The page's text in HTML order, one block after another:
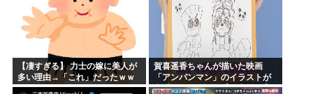
【凄すぎる】 力士の嫁に美人が
多い理由→「これ」だったｗｗ
ｗｗｗｗｗ
賀喜遥香ちゃんが描いた映画
「アンパンマン」のイラストが
上手すぎる！！！【乃木坂46】